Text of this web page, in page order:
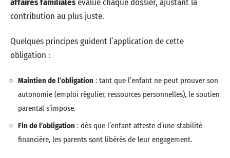
contribution au plus juste.
Quelques principes guident l’application de cette
obligation :
Maintien de l’obligation : tant que l’enfant ne peut prouver son
autonomie (emploi régulier, ressources personnelles), le soutien
parental s’impose.
Fin de l’obligation : dès que l’enfant atteste d’une stabilité
financière, les parents sont libérés de leur engagement.